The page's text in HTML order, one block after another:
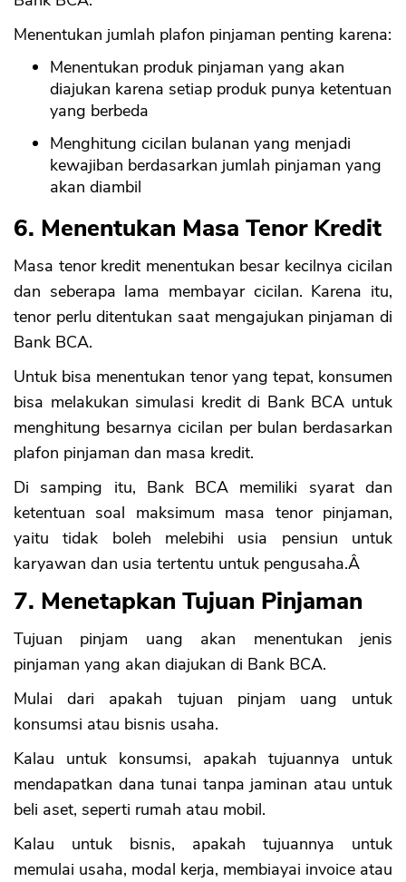
Menentukan jumlah plafon pinjaman penting karena:
Menentukan produk pinjaman yang akan
diajukan karena setiap produk punya ketentuan
yang berbeda
Menghitung cicilan bulanan yang menjadi
kewajiban berdasarkan jumlah pinjaman yang
akan diambil
6. Menentukan Masa Tenor Kredit
Masa tenor kredit menentukan besar kecilnya cicilan
dan seberapa lama membayar cicilan. Karena itu,
tenor perlu ditentukan saat mengajukan pinjaman di
Bank BCA.
Untuk bisa menentukan tenor yang tepat, konsumen
bisa melakukan simulasi kredit di Bank BCA untuk
menghitung besarnya cicilan per bulan berdasarkan
plafon pinjaman dan masa kredit.
Di samping itu, Bank BCA memiliki syarat dan
ketentuan soal maksimum masa tenor pinjaman,
yaitu tidak boleh melebihi usia pensiun untuk
karyawan dan usia tertentu untuk pengusaha.Â
7. Menetapkan Tujuan Pinjaman
Tujuan pinjam uang akan menentukan jenis
pinjaman yang akan diajukan di Bank BCA.
Mulai dari apakah tujuan pinjam uang untuk
konsumsi atau bisnis usaha.
Kalau untuk konsumsi, apakah tujuannya untuk
mendapatkan dana tunai tanpa jaminan atau untuk
beli aset, seperti rumah atau mobil.
Kalau untuk bisnis, apakah tujuannya untuk
memulai usaha, modal kerja, membiayai invoice atau
OK